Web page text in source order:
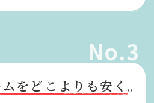
No.3
をどこよりも安く。